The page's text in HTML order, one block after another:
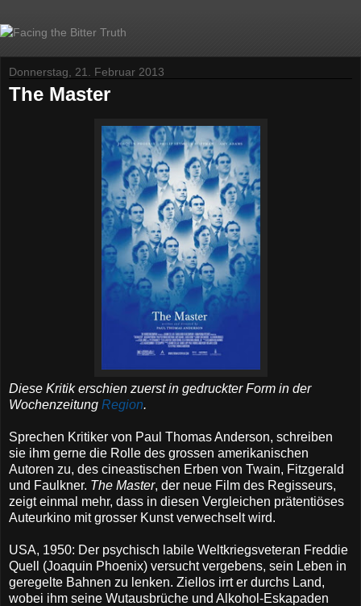
Donnerstag, 21. Februar 2013
The Master
Diese Kritik erschien zuerst in gedruckter Form in der
Wochenzeitung Region.
Sprechen Kritiker von Paul Thomas Anderson, schreiben
sie ihm gerne die Rolle des grossen amerikanischen
Autoren zu, des cineastischen Erben von Twain, Fitzgerald
und Faulkner. The Master, der neue Film des Regisseurs,
zeigt einmal mehr, dass in diesen Vergleichen prätentiöses
Auteurkino mit grosser Kunst verwechselt wird.
USA, 1950: Der psychisch labile Weltkriegsveteran Freddie
Quell (Joaquin Phoenix) versucht vergebens, sein Leben in
geregelte Bahnen zu lenken. Ziellos irrt er durchs Land,
wobei ihm seine Wutausbrüche und Alkohol-Eskapaden